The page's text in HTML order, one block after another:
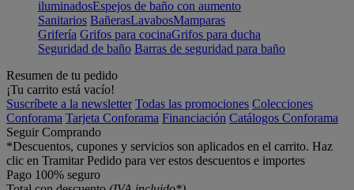
iluminadosEspejos de baño con aumento
Sanitarios BañerasLavabosMamparas
Grifería Grifos para cocinaGrifos para ducha
Seguridad de baño Barras de seguridad para baño
Resumen de tu pedido
¡Tu carrito está vacío!
Suscríbete a la newsletter Todas las promociones Colecciones
Conforama Tarjeta Conforama Financiación Catálogos Conforama
Seguir Comprando
*Descuentos, cupones y servicios son aplicados en el carrito. Haz
clic en Tramitar Pedido para ver estos descuentos e importes
Pago 100% seguro